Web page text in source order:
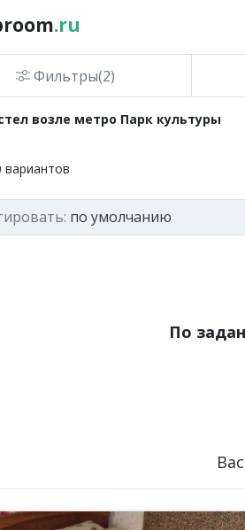
.ru
Фильтры(2)
возле метро Парк культуры
вариантов
по умолчанию
По